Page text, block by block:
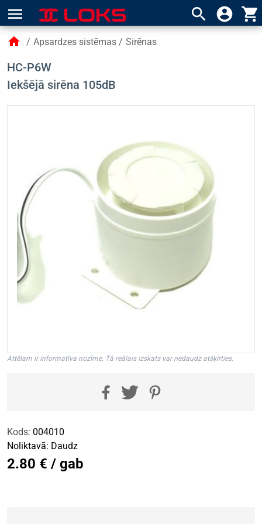
menu search account_circle shopping_cart
home / Apsardzes sistēmas / Sirēnas
HC-P6W
Iekšējā sirēna 105dB
Attēlam ir informatīva nozīme. Tā reālais izskats var nedaudz atšķirties.
Kods: 004010
Noliktavā: Daudz
2.80 € / gab